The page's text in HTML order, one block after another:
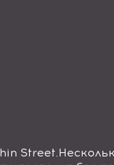
Street.